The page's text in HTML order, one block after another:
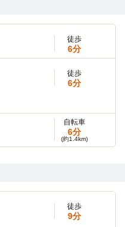
徒歩
6分
徒歩
6分
自転車
6分
(約1.4km)
8分
徒歩
9分